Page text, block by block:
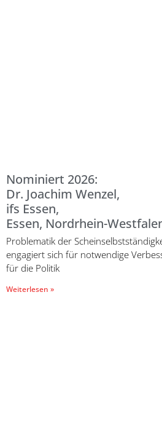
Nominiert 2026:
Dr. Joachim Wenzel,
ifs Essen,
Essen, Nordrhein-
Problematik der
engagiert sich für notwendige
für die Politik
Weiterlesen »